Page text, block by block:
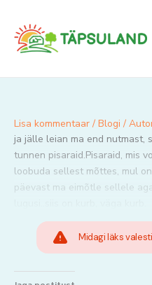
content
Lisa kommentaar / Blogi /
ja jälle leian ma end nutmast,
tunnen pisaraid.Pisaraid, mis
loobuda sellest mõttes, mul
päevast ma eimõtle sellele
Midagi läks